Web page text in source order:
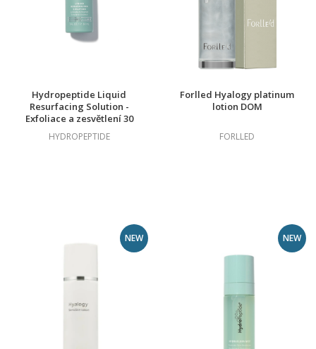
Hydropeptide Liquid
Resurfacing Solution -
Exfoliace a zesvětlení 30
ml
HYDROPEPTIDE
Forlled Hyalogy platinum
lotion DOM
FORLLED
NEW NEW